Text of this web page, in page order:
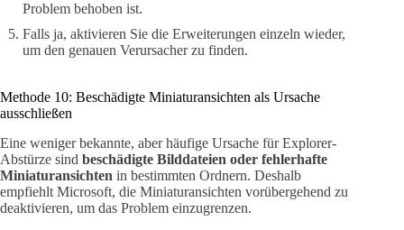
Problem behoben ist.
Falls ja, aktivieren Sie die Erweiterungen einzeln wieder,
um den genauen Verursacher zu finden.
Methode 10: Beschädigte Miniaturansichten als Ursache
ausschließen
Eine weniger bekannte, aber häufige Ursache für Explorer-
Abstürze sind beschädigte Bilddateien oder fehlerhafte
Miniaturansichten in bestimmten Ordnern. Deshalb
empfiehlt Microsoft, die Miniaturansichten vorübergehend zu
deaktivieren, um das Problem einzugrenzen.